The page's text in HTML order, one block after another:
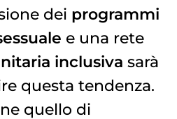
dei programmi
e una rete
inclusiva sarà
questa tendenza.
quello di